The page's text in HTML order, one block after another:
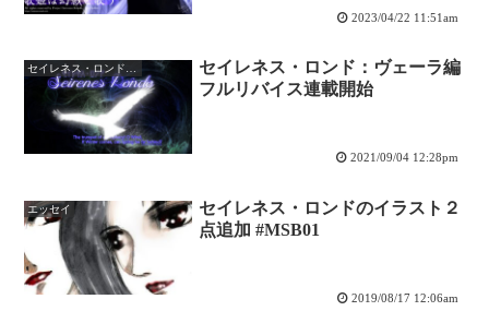
2023/04/22 11:51am
セイレネス・ロンド：ヴェーラ編
フルリバイス連載開始
2021/09/04 12:28pm
エッセイ
セイレネス・ロンドのイラスト２
点追加 #MSB01
2019/08/17 12:06am